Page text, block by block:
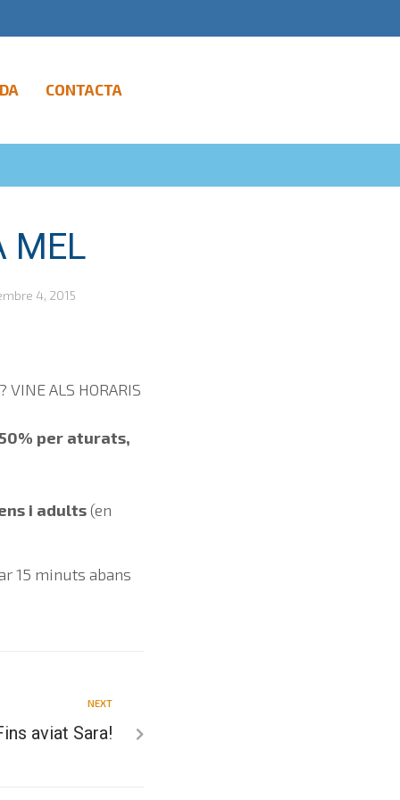
CONTACTA
MEL
4, 2015
VINE ALS HORARIS
per aturats,
i adults(en
15 minuts abans
NEXT
aviat Sara!